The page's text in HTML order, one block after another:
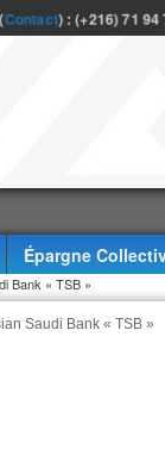
Contact) : (+216) 71
Épargne
Bank « TSB »
Saudi Bank « TSB »